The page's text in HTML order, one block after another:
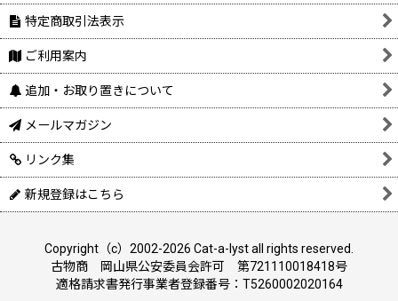
特定商取引法表示
ご利用案内
追加・お取り置きについて
メールマガジン
リンク集
新規登録はこちら
Copyright（c）2002-2026 Cat-a-lyst all rights reserved.
古物商 岡山県公安委員会許可 第721110018418号
適格請求書発行事業者登録番号：T5260002020164